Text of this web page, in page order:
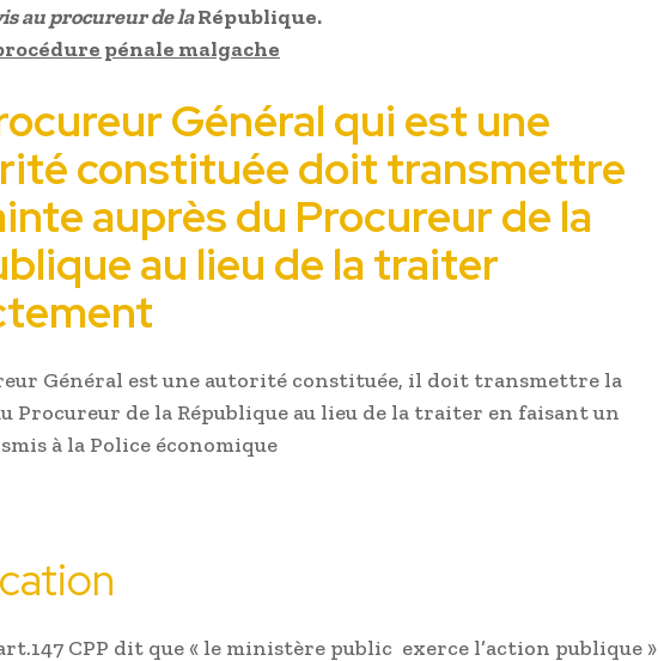
au procureur de laRépublique.
pénale malgache
Général qui est une
constituée doit transmettre
auprès du Procureur de la
au lieu de la traiter
Général est une autorité constituée, il doit transmettre la
Procureur de la République au lieu de la traiter en faisant un
à la Police économique
CPP dit que « le ministère public exerce l’action publique »